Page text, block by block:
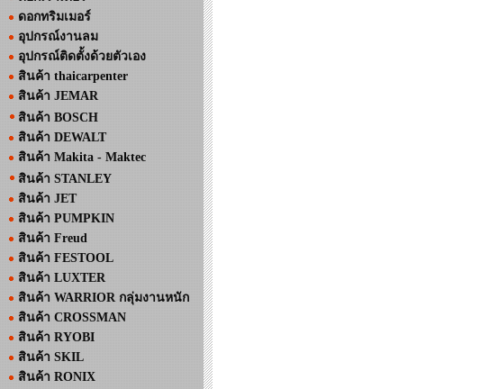
ดอกทริมเมอร์
อุปกรณ์งานลม
อุปกรณ์ติดตั้งด้วยตัวเอง
สินค้า thaicarpenter
สินค้า JEMAR
สินค้า BOSCH
สินค้า DEWALT
สินค้า Makita - Maktec
สินค้า STANLEY
สินค้า JET
สินค้า PUMPKIN
สินค้า Freud
สินค้า FESTOOL
สินค้า LUXTER
สินค้า WARRIOR กลุ่มงานหนัก
สินค้า CROSSMAN
สินค้า RYOBI
สินค้า SKIL
สินค้า RONIX